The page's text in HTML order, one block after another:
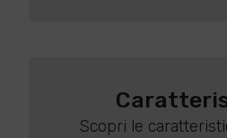
Scopri le